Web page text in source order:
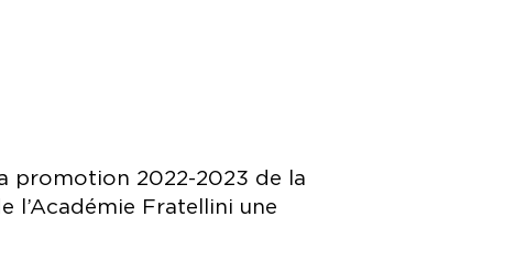
promotion 2022-2023 de la
l’Académie Fratellini une